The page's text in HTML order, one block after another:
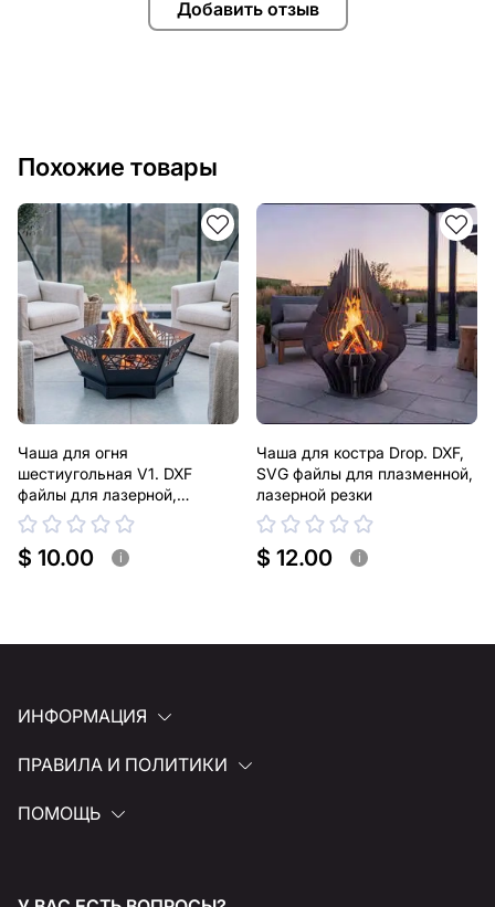
Добавить отзыв
Похожие товары
Чаша для огня
шестиугольная V1. DXF
файлы для лазерной,
плазменной резки
$ 10.00 i
Чаша для костра Drop. DXF,
SVG файлы для плазменной,
лазерной резки
$ 12.00 i
ИНФОРМАЦИЯ
ПРАВИЛА И ПОЛИТИКИ
ПОМОЩЬ